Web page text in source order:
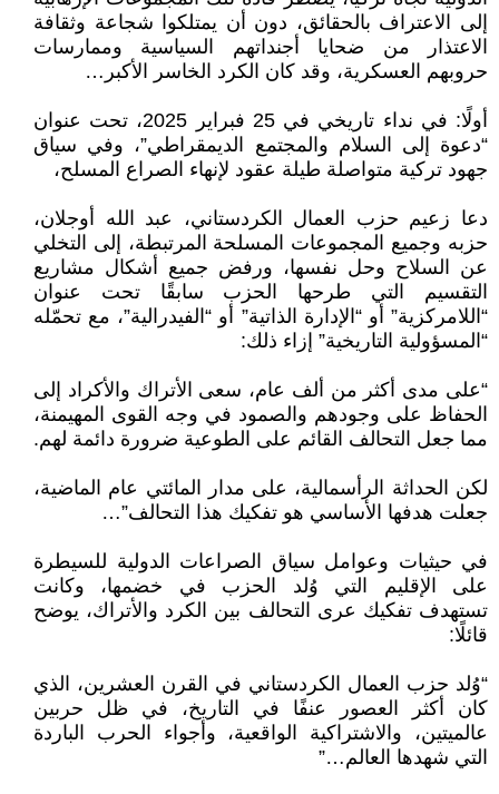
إلى الاعتراف بالحقائق، دون أن يمتلكوا شجاعة وثقافة
الاعتذار من ضحايا أجنداتهم السياسية وممارسات
حروبهم العسكرية، وقد كان الكرد الخاسر الأكبر…
أولًا: في نداء تاريخي في 25 فبراير 2025، تحت عنوان
“دعوة إلى السلام والمجتمع الديمقراطي”، وفي سياق
جهود تركية متواصلة طيلة عقود لإنهاء الصراع المسلح،
دعا زعيم حزب العمال الكردستاني، عبد الله أوجلان،
حزبه وجميع المجموعات المسلحة المرتبطة، إلى التخلي
عن السلاح وحل نفسها، ورفض جميع أشكال مشاريع
التقسيم التي طرحها الحزب سابقًا تحت عنوان
“اللامركزية” أو “الإدارة الذاتية” أو “الفيدرالية”، مع تحمّله
“المسؤولية التاريخية” إزاء ذلك:
“على مدى أكثر من ألف عام، سعى الأتراك والأكراد إلى
الحفاظ على وجودهم والصمود في وجه القوى المهيمنة،
مما جعل التحالف القائم على الطوعية ضرورة دائمة لهم.
لكن الحداثة الرأسمالية، على مدار المائتي عام الماضية،
جعلت هدفها الأساسي هو تفكيك هذا التحالف”…
في حيثيات وعوامل سياق الصراعات الدولية للسيطرة
على الإقليم التي وُلد الحزب في خضمها، وكانت
تستهدف تفكيك عرى التحالف بين الكرد والأتراك، يوضح
قائلًا:
“وُلد حزب العمال الكردستاني في القرن العشرين، الذي
كان أكثر العصور عنفًا في التاريخ، في ظل حربين
عالميتين، والاشتراكية الواقعية، وأجواء الحرب الباردة
التي شهدها العالم…”